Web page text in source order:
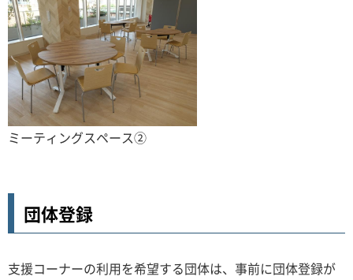
ミーティングスペース②
団体登録
支援コーナーの利用を希望する団体は、事前に団体登録が